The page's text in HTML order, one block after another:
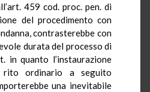
459 cod. proc. pen. di
del procedimento con
contrasterebbe con
durata del processo di
in quanto l’instaurazione
rito ordinario a seguito
una inevitabile